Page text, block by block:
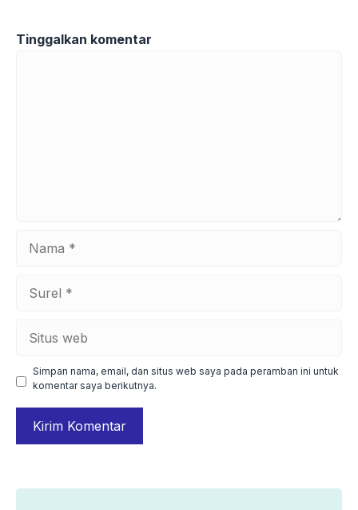
Tinggalkan komentar
Simpan nama, email, dan situs web saya pada peramban ini untuk
komentar saya berikutnya.